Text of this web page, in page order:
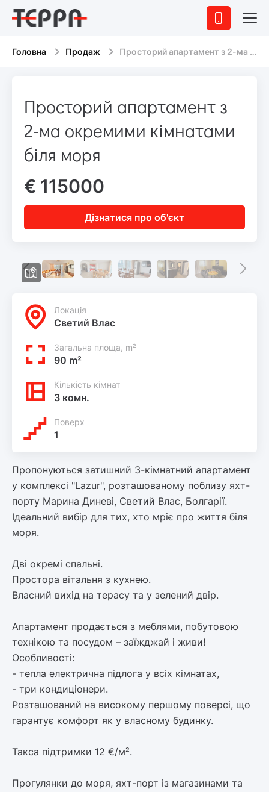
Головна Продаж Просторий апартамент з 2-ма окремими кімнатами біля моря
Просторий апартамент з
2-ма окремими кімнатами
біля моря
€ 115000
Дізнатися про об'єкт
Локацiя
Светий Влас
Загальна площа, m²
90 m²
Кількість кімнат
3 комн.
Поверх
1
Пропонуються затишний 3-кімнатний апартамент
у комплексі "Lazur", розташованому поблизу яхт-
порту Марина Диневі, Светий Влас, Болгарії.
Ідеальний вибір для тих, хто мріє про життя біля
моря.
Дві окремі спальні.
Простора вітальня з кухнею.
Власний вихід на терасу та у зелений двір.
Апартамент продається з меблями, побутовою
технікою та посудом – заїжджай і живи!
Особливості:
- тепла електрична підлога у всіх кімнатах,
- три кондиціонери.
Розташований на високому першому поверсі, що
гарантує комфорт як у власному будинку.
Такса підтримки 12 €/м².
Прогулянки до моря, яхт-порт із магазинами та